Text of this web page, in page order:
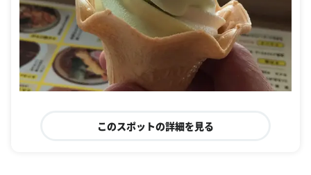
このスポットの詳細を見る